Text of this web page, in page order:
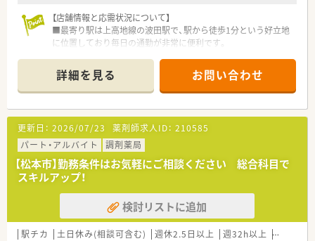
■準社員の場合には、賞与の支給もあります。
■60歳以上の定年延長の際、同じ働き方さえできれば年収等も
変更なく継続可能です。
【店舗情報と応需状況について】
■最寄り駅は上高地線の波田駅で、駅から徒歩1分という好立地
に位置しており毎日の通勤が非常に便利です。
日平均80枚程度を対応しています。
■勤務しているスタッフは常勤の薬剤師が2名とパートが4名在
籍しており、事務員も配置されています。
【法人特徴について】
■大手医薬品企業グループの一員として安定した経営基盤を持
ち、長野県を中心に広く展開している企業です。
■創業から100年以上の歴史があり、地域に根差したドラッグス
トアや調剤薬局を数多く運営しています。
■産休や育休の取得実績が豊富で、ライフステージの変化に合わ
せて長く働き続けられる環境が整っています。
【職場環境と雰囲気】
■子育て中のスタッフも多く在籍しており、互いの事情を理解し
詳細を見る お問い合わせ
更新日： 2026/07/23 薬剤師求人ID： 210585
パート・アルバイト
調剤薬局
【松本市】勤務条件はお気軽にご相談ください 総合科目で
スキルアップ！
検討リストに追加
駅チカ 土日休み(相談可含む) 週休2.5日以上 週32h以上 未経験可